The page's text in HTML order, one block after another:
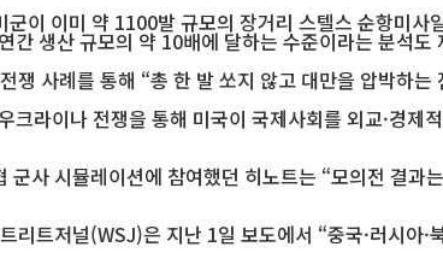
이 이미 약 1100발 규모의 장거리 스텔스 순항미사
간 생산 규모의 약 10배에 달하는 수준이라는 분석도
사례를 통해 “총 한 발 쏘지 않고 대만을 압박하
라이나 전쟁을 통해 미국이 국제사회를 외교·경제
사 시뮬레이션에 참여했던 히노트는 “모의전 결과
트저널(WSJ)은 지난 1일 보도에서 “중국·러시아·